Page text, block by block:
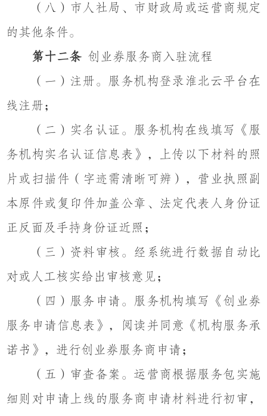
（八）市人社局、市财政局或运营商规定
的其他条件。
第十二条 创业券服务商入驻流程
（一）注册。服务机构登录淮北云平台在
线注册；
（二）实名认证。服务机构在线填写《服
务机构实名认证信息表》，上传以下材料的照
片或扫描件（字迹需清晰可辨），营业执照副
本原件或复印件加盖公章、法定代表人身份证
正反面及手持身份证近照；
（三）资料审核。经系统进行数据自动比
对或人工核实给出审核意见；
（四）服务申请。服务机构填写《创业券
服务申请信息表》，阅读并同意《机构服务承
诺书》，进行创业券服务商申请；
（五）审查备案。运营商根据服务包实施
细则对申请上线的服务商申请材料进行初审，